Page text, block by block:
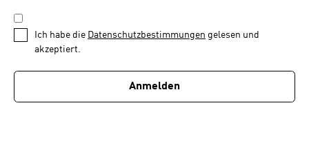
1
von
DATENSCHUTZBESTIMMUNGEN
*
Ich habe die Datenschutzbestimmungen gelesen und
akzeptiert.
Anmelden